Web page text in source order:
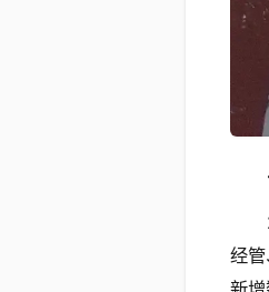
经